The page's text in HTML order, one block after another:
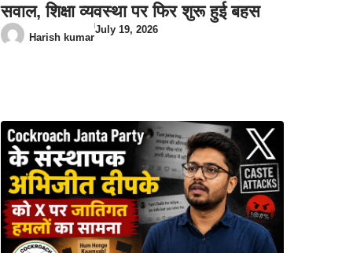
सवाल, शिक्षा व्यवस्था पर फिर शुरू हुई बहस
Harish kumar
July 19, 2026